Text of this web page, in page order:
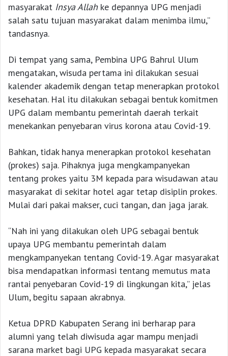
masyarakat Insya Allahke depannya UPG menjadi
salah satu tujuan masyarakat dalam menimba ilmu,”
tandasnya.
Di tempat yang sama, Pembina UPG Bahrul Ulum
mengatakan, wisuda pertama ini dilakukan sesuai
kalender akademik dengan tetap menerapkan protokol
kesehatan. Hal itu dilakukan sebagai bentuk komitmen
UPG dalam membantu pemerintah daerah terkait
menekankan penyebaran virus korona atau Covid-19.
Bahkan, tidak hanya menerapkan protokol kesehatan
(prokes) saja. Pihaknya juga mengkampanyekan
tentang prokes yaitu 3M kepada para wisudawan atau
masyarakat di sekitar hotel agar tetap disiplin prokes.
Mulai dari pakai makser, cuci tangan, dan jaga jarak.
“Nah ini yang dilakukan oleh UPG sebagai bentuk
upaya UPG membantu pemerintah dalam
mengkampanyekan tentang Covid-19. Agar masyarakat
bisa mendapatkan informasi tentang memutus mata
rantai penyebaran Covid-19 di lingkungan kita,” jelas
Ulum, begitu sapaan akrabnya.
Ketua DPRD Kabupaten Serang ini berharap para
alumni yang telah diwisuda agar mampu menjadi
sarana market bagi UPG kepada masyarakat secara